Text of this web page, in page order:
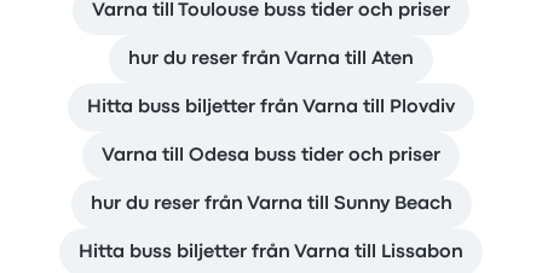
Varna till Toulouse buss tider och priser
hur du reser från Varna till Aten
Hitta buss biljetter från Varna till Plovdiv
Varna till Odesa buss tider och priser
hur du reser från Varna till Sunny Beach
Hitta buss biljetter från Varna till Lissabon